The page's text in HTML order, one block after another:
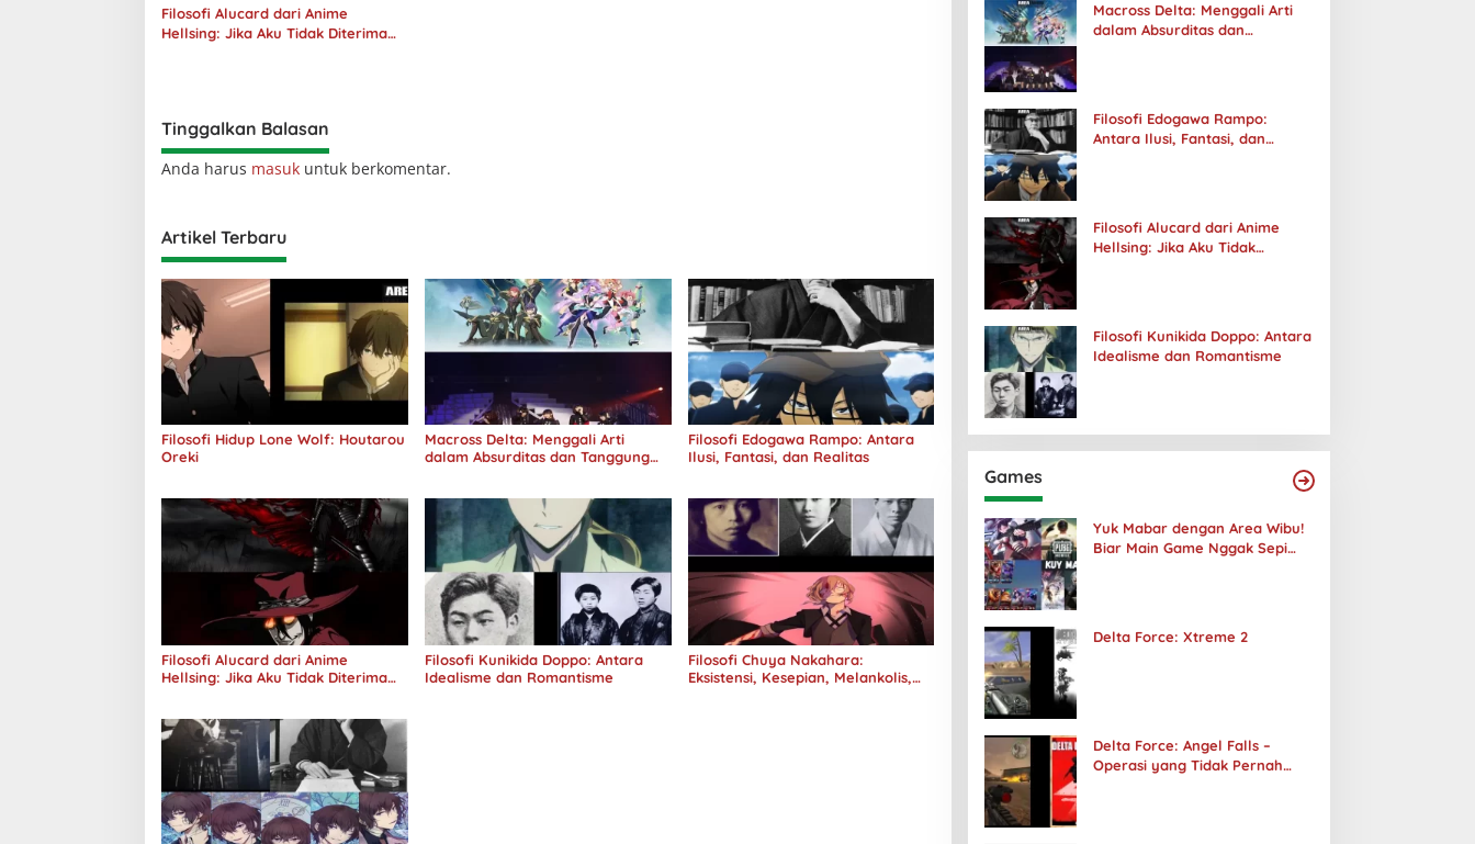
Filosofi Alucard dari Anime
Hellsing: Jika Aku Tidak Diterima
Tinggalkan Balasan
Anda harus masuk untuk berkomentar.
Artikel Terbaru
Filosofi Hidup Lone Wolf: Houtarou
Oreki
Macross Delta: Menggali Arti
dalam Absurditas dan Tanggung
Filosofi Edogawa Rampo: Antara
Ilusi, Fantasi, dan Realitas
Filosofi Alucard dari Anime
Hellsing: Jika Aku Tidak Diterima
Filosofi Kunikida Doppo: Antara
Idealisme dan Romantisme
Filosofi Chuya Nakahara:
Eksistensi, Kesepian, Melankolis,
Macross Delta: Menggali Arti
dalam Absurditas dan
Filosofi Edogawa Rampo:
Antara Ilusi, Fantasi, dan
Filosofi Alucard dari Anime
Hellsing: Jika Aku Tidak
Filosofi Kunikida Doppo: Antara
Idealisme dan Romantisme
Games
Yuk Mabar dengan Area Wibu!
Biar Main Game Nggak Sepi
Delta Force: Xtreme 2
Delta Force: Angel Falls –
Operasi yang Tidak Pernah